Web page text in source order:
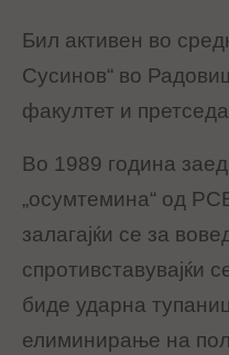
Бил активен во
Сусинов“ во
факултет и
Во 1989 година
„осумтемина“ од
залагајќи се за
спротивставувајќи
биде ударна
елиминирање на